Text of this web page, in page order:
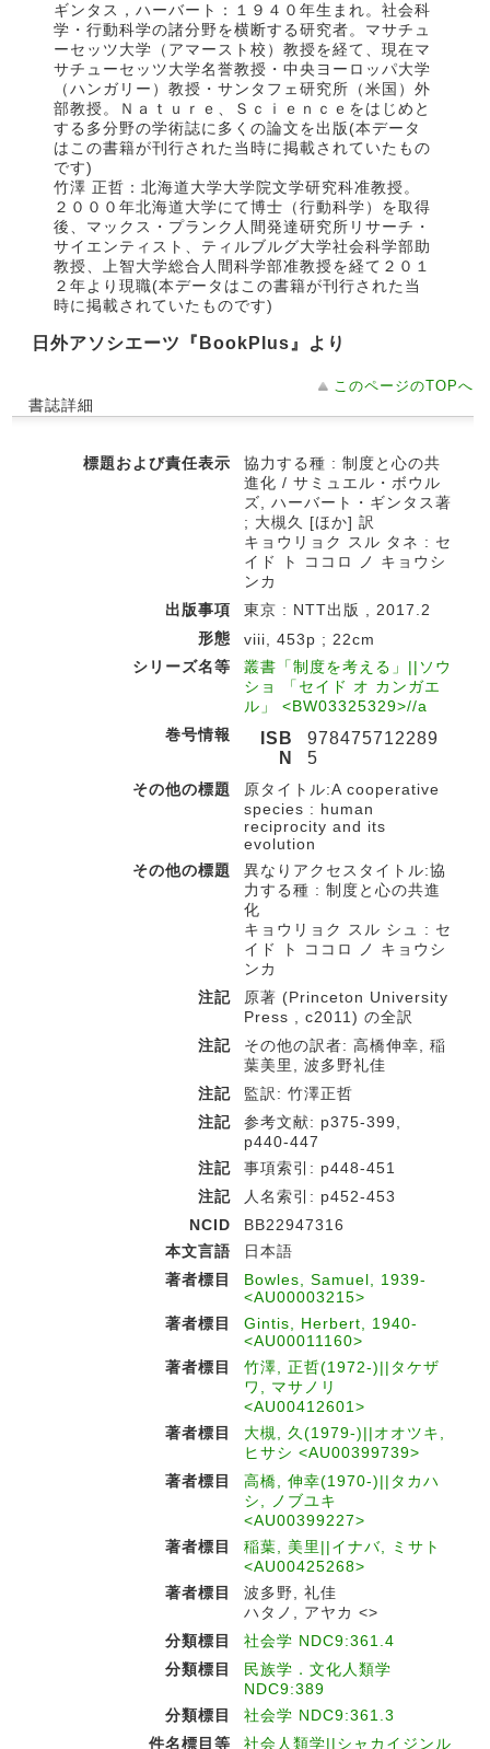
ギンタス，ハーバート：１９４０年生まれ。社会科
学・行動科学の諸分野を横断する研究者。マサチュ
ーセッツ大学（アマースト校）教授を経て、現在マ
サチューセッツ大学名誉教授・中央ヨーロッパ大学
（ハンガリー）教授・サンタフェ研究所（米国）外
部教授。Ｎａｔｕｒｅ、Ｓｃｉｅｎｃｅをはじめと
する多分野の学術誌に多くの論文を出版(本データ
はこの書籍が刊行された当時に掲載されていたもの
です)
竹澤 正哲：北海道大学大学院文学研究科准教授。
２０００年北海道大学にて博士（行動科学）を取得
後、マックス・プランク人間発達研究所リサーチ・
サイエンティスト、ティルブルグ大学社会科学部助
教授、上智大学総合人間科学部准教授を経て２０１
２年より現職(本データはこの書籍が刊行された当
時に掲載されていたものです)
日外アソシエーツ『BookPlus』より
このページのTOPへ
書誌詳細
標題および責任表示
協力する種 : 制度と心の共
進化 / サミュエル・ボウル
ズ, ハーバート・ギンタス著
; 大槻久 [ほか] 訳
キョウリョク スル タネ : セ
イド ト ココロ ノ キョウシ
ンカ
出版事項
東京 : NTT出版 , 2017.2
形態
viii, 453p ; 22cm
シリーズ名等
叢書「制度を考える」||ソウ
ショ 「セイド オ カンガエ
ル」 <BW03325329>//a
巻号情報
ISB
N
978475712289
5
その他の標題
原タイトル:A cooperative
species : human
reciprocity and its
evolution
その他の標題
異なりアクセスタイトル:協
力する種 : 制度と心の共進
化
キョウリョク スル シュ : セ
イド ト ココロ ノ キョウシ
ンカ
注記
原著 (Princeton University
Press , c2011) の全訳
注記
その他の訳者: 高橋伸幸, 稲
葉美里, 波多野礼佳
注記
監訳: 竹澤正哲
注記
参考文献: p375-399,
p440-447
注記
事項索引: p448-451
注記
人名索引: p452-453
NCID
BB22947316
本文言語
日本語
著者標目
Bowles, Samuel, 1939-
<AU00003215>
著者標目
Gintis, Herbert, 1940-
<AU00011160>
著者標目
竹澤, 正哲(1972-)||タケザ
ワ, マサノリ
<AU00412601>
著者標目
大槻, 久(1979-)||オオツキ,
ヒサシ <AU00399739>
著者標目
高橋, 伸幸(1970-)||タカハ
シ, ノブユキ
<AU00399227>
著者標目
稲葉, 美里||イナバ, ミサト
<AU00425268>
著者標目
波多野, 礼佳
ハタノ, アヤカ <>
分類標目
社会学 NDC9:361.4
分類標目
民族学．文化人類学
NDC9:389
分類標目
社会学 NDC9:361.3
件名標目等
社会人類学||シャカイジンル